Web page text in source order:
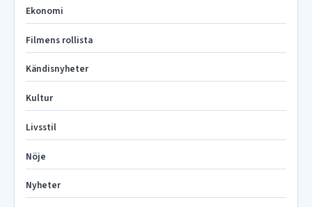
Ekonomi
Filmens rollista
Kändisnyheter
Kultur
Livsstil
Nöje
Nyheter